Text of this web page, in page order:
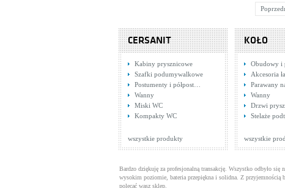
CERSANIT
Kabiny prysznicowe
Szafki podumywalkowe
Postumenty i półpost…
Wanny
Miski WC
Kompakty WC
wszystkie produkty
KOŁO
Obudowy i
Akcesoria
Parawany
Wanny
Drzwi
Stelaże
wszystkie
Bardzo dziękuję za profesjonalną transakcję. Wszystko odbyło się
wysokim poziomie, bateria przepiękna i solidna. Z przyjemnością
polecać wasz sklep.